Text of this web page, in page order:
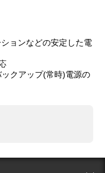
ョンなどの安定した電
クアップ(常時)電源の